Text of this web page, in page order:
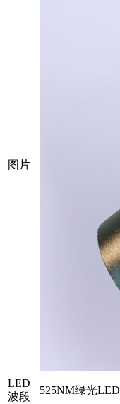
图片
LED
波段
525NM绿光LED